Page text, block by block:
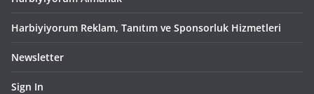
Harbiyiyorum Reklam, Tanıtım ve Sponsorluk Hizmetleri
Newsletter
Sign In